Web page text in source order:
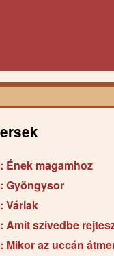
Ének magamhoz
Gyöngysor
Várlak
Amit szivedbe
Mikor az uccán